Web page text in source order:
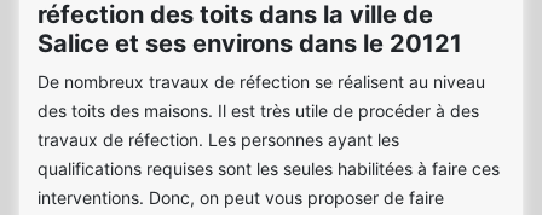
réfection des toits dans la ville de
Salice et ses environs dans le 20121
De nombreux travaux de réfection se réalisent au niveau
des toits des maisons. Il est très utile de procéder à des
travaux de réfection. Les personnes ayant les
qualifications requises sont les seules habilitées à faire ces
interventions. Donc, on peut vous proposer de faire